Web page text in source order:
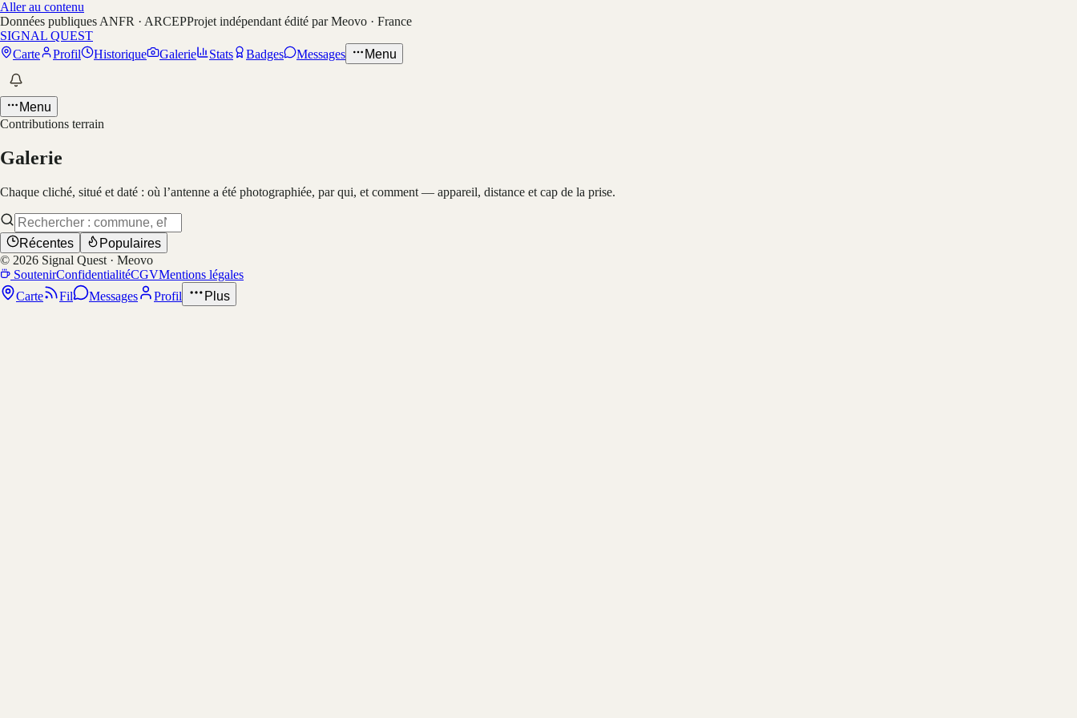
Aller au contenu
Données publiques ANFR · ARCEPProjet indépendant édité par Meovo · France
SIGNAL QUEST
Carte
Profil Historique Galerie Stats Badges Messages Menu
Menu
Contributions terrain
Galerie
Chaque cliché, situé et daté : où l’antenne a été photographiée, par qui, et comment — appareil, distance et cap de la prise.
Récentes
Populaires
© 2026 Signal Quest · Meovo
SoutenirConfidentialitéCGVMentions légales
Carte
Fil Messages Profil Plus